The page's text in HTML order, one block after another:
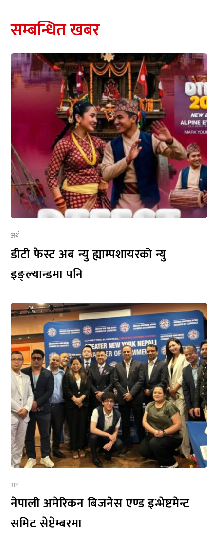
सम्बन्धित खबर
अर्थ
डीटी फेस्ट अब न्यु ह्याम्पशायरको न्यु
इङ्ल्यान्डमा पनि
अर्थ
नेपाली अमेरिकन बिजनेस एण्ड इन्भेष्टमेन्ट
समिट सेप्टेम्बरमा